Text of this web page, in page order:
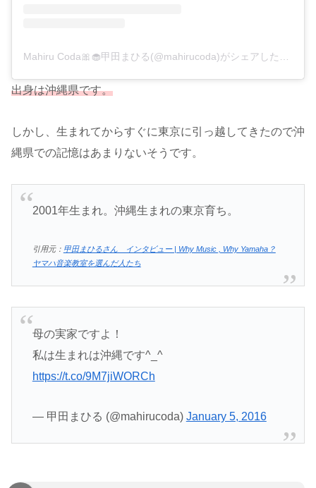
Mahiru Coda🎀🧁甲田まひる(@mahirucoda)がシェアした投稿
出身は沖縄県です。
しかし、生まれてからすぐに東京に引っ越してきたので沖
縄県での記憶はあまりないそうです。
2001年生まれ。沖縄生まれの東京育ち。
引用元： 甲田まひるさん インタビュー | Why Music , Why Yamaha？
ヤマハ音楽教室を選んだ人たち
母の実家ですよ！
私は生まれは沖縄です^_^
https://t.co/9M7jiWORCh
— 甲田まひる (@mahirucoda) January 5, 2016